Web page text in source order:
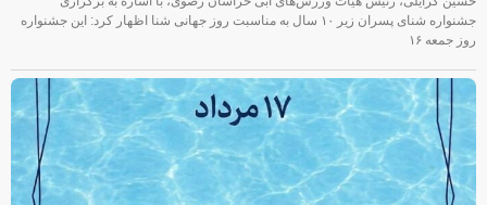
جشنواره شنای پسران زیر ۱۰ سال به مناسبت روز جهانی شنا اظهار کرد: این جشنواره
روز جمعه‌ ۱۶